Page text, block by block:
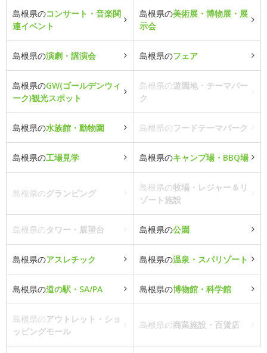
島根県のコンサート・音楽関
連イベント
島根県の美術展・博物展・展
示会
島根県の演劇・講演会 島根県のフェア
島根県のGW(ゴールデンウィ
ーク)観光スポット
島根県の遊園地・テーマパー
ク
島根県の水族館・動物園 島根県のフードテーマパーク
島根県の工場見学 島根県のキャンプ場・BBQ場
島根県のグランピング
島根県の牧場・レジャー＆リ
ゾート施設
島根県のタワー・展望台 島根県の公園
島根県のアスレチック 島根県の温泉・スパリゾート
島根県の道の駅・SA/PA 島根県の博物館・科学館
島根県のアウトレット・ショ
ッピングモール
島根県の商業施設・百貨店